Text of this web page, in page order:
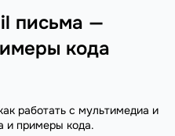
письма —
кода
работать с мультимедиа и
и примеры кода.